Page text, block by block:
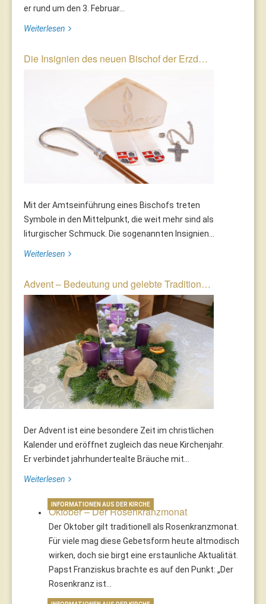
er rund um den 3. Februar...
Weiterlesen
Die Insignien des neuen Bischof der Erzd…
Mit der Amtseinführung eines Bischofs treten
Symbole in den Mittelpunkt, die weit mehr sind als
liturgischer Schmuck. Die sogenannten Insignien...
Weiterlesen
Advent – Bedeutung und gelebte Tradition…
Der Advent ist eine besondere Zeit im christlichen
Kalender und eröffnet zugleich das neue Kirchenjahr.
Er verbindet jahrhundertealte Bräuche mit...
Weiterlesen
Oktober – Der Rosenkranzmonat
Der Oktober gilt traditionell als Rosenkranzmonat.
Für viele mag diese Gebetsform heute altmodisch
wirken, doch sie birgt eine erstaunliche Aktualität.
Papst Franziskus brachte es auf den Punkt: „Der
Rosenkranz ist…
INFORMATIONEN AUS DER KIRCHE